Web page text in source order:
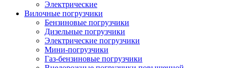
Электрические
Вилочные погрузчики
Бензиновые погрузчики
Дизельные погрузчики
Электрические погрузчики
Мини-погрузчики
Газ-бензиновые погрузчики